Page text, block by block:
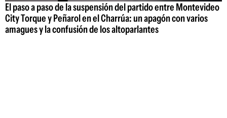
El paso a paso de la suspensión del partido entre Montevideo
City Torque y Peñarol en el Charrúa: un apagón con varios
amagues y la confusión de los altoparlantes